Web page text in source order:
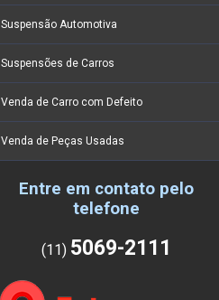
Suspensão Automotiva
Suspensões de Carros
Venda de Carro com Defeito
Venda de Peças Usadas
Entre em contato pelo
telefone
(11) 5069-2111